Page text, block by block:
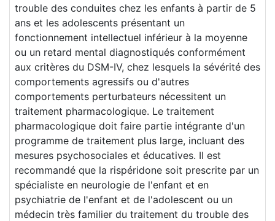
trouble des conduites chez les enfants à partir de 5
ans et les adolescents présentant un
fonctionnement intellectuel inférieur à la moyenne
ou un retard mental diagnostiqués conformément
aux critères du DSM-IV, chez lesquels la sévérité des
comportements agressifs ou d'autres
comportements perturbateurs nécessitent un
traitement pharmacologique. Le traitement
pharmacologique doit faire partie intégrante d'un
programme de traitement plus large, incluant des
mesures psychosociales et éducatives. Il est
recommandé que la rispéridone soit prescrite par un
spécialiste en neurologie de l'enfant et en
psychiatrie de l'enfant et de l'adolescent ou un
médecin très familier du traitement du trouble des